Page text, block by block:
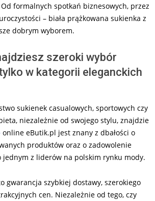
formalnych spotkań biznesowych, przez
– biała prążkowana sukienka z
dobrym wyborem.
szeroki wybór
w kategorii eleganckich
sukienek casualowych, sportowych czy
niezależnie od swojego stylu, znajdzie
online eButik.pl jest znany z dbałości o
produktów oraz o zadowolenie
jednym z liderów na polskim rynku mody.
gwarancja szybkiej dostawy, szerokiego
cen. Niezależnie od tego, czy